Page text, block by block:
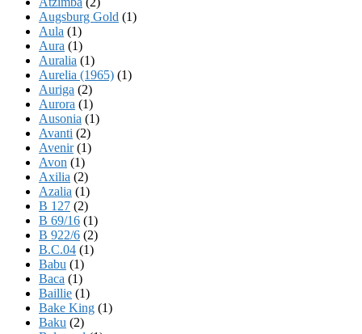
Augsburg Gold (1)
Aula (1)
Aura (1)
Auralia (1)
Aurelia (1965) (1)
Auriga (2)
Aurora (1)
Ausonia (1)
Avanti (2)
Avenir(1)
Avon (1)
Axilia (2)
Azalia (1)
B 127 (2)
B 69/16 (1)
B 922/6 (2)
B.C.04 (1)
Babu (1)
Baca (1)
Baillie (1)
Bake King (1)
Baku (2)